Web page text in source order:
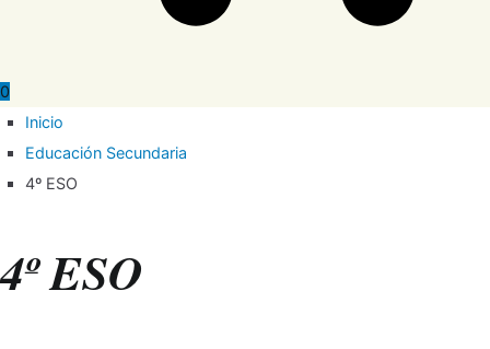
0
Inicio
Educación Secundaria
4º ESO
4º ESO